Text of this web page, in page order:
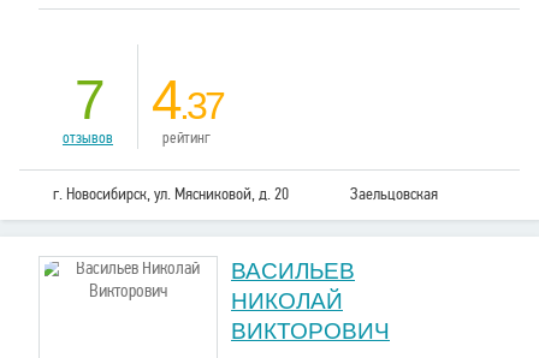
7
отзывов
4.37
рейтинг
г. Новосибирск, ул. Мясниковой, д. 20 Заельцовская
ВАСИЛЬЕВ
НИКОЛАЙ
ВИКТОРОВИЧ